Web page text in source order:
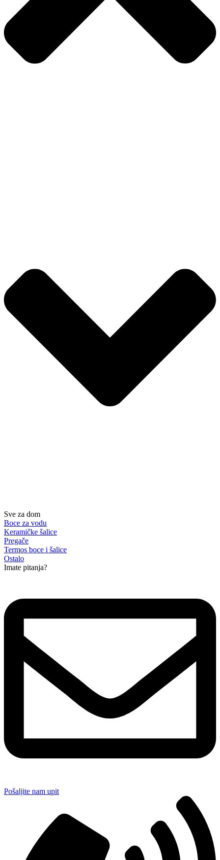
Sve za dom
Boce za vodu
Keramičke šalice
Pregače
Termos boce i šalice
Ostalo
Imate pitanja?
Pošaljite nam upit